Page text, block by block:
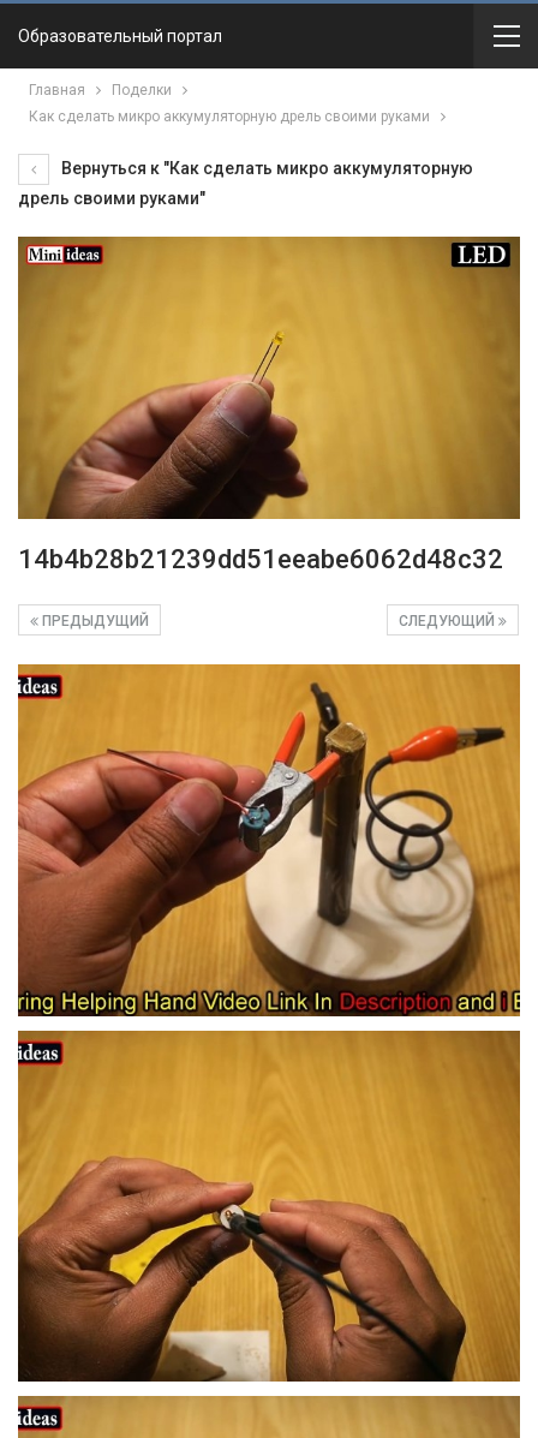
Образовательный портал
Главная
Поделки
Как сделать микро аккумуляторную дрель своими руками
Вернуться к "Как сделать микро аккумуляторную
дрель своими руками"
14b4b28b21239dd51eeabe6062d48c32
СЛЕДУЮЩИЙ
ПРЕДЫДУЩИЙ